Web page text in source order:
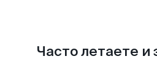
Часто летаете